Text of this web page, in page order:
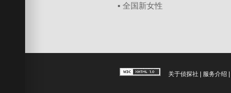
▪ 全国新女性
关于侦探社 服务介绍